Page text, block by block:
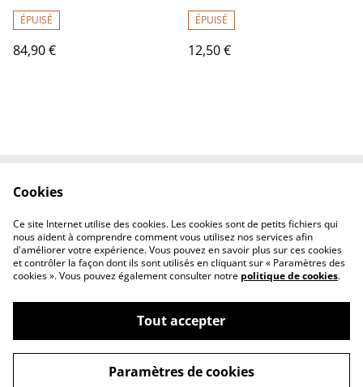
ÉPUISÉ
84,90 €
ÉPUISÉ
12,50 €
Privacy Policy
Cookie Policy
Conditions générales
©2026Le chaudron magique
powered by
Cookies
Ce site Internet utilise des cookies. Les cookies sont de petits fichiers qui
nous aident à comprendre comment vous utilisez nos services afin
d'améliorer votre expérience. Vous pouvez en savoir plus sur ces cookies
et contrôler la façon dont ils sont utilisés en cliquant sur « Paramètres des
cookies ». Vous pouvez également consulter notre politique de cookies.
Tout accepter
Paramètres de cookies